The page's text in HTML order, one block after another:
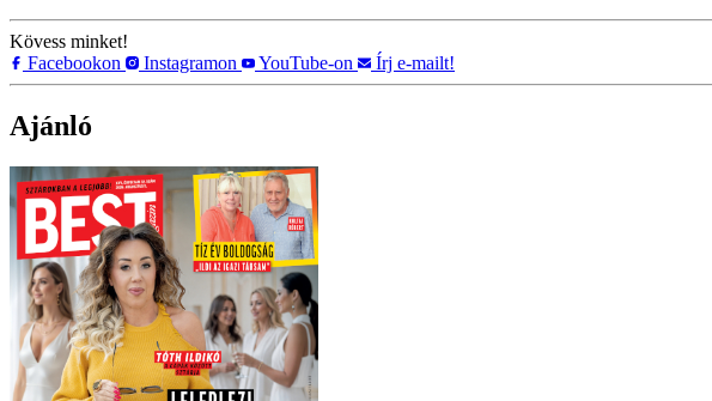
Kövess minket!
Facebookon
Instagramon YouTube-on Írj e-mailt!
Ajánló